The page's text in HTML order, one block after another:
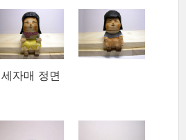
세자매 정면